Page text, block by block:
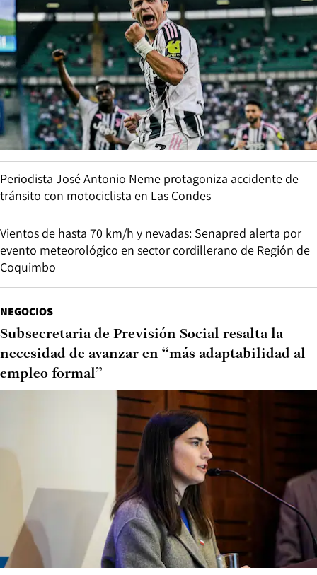
Periodista José Antonio Neme protagoniza accidente de
tránsito con motociclista en Las Condes
Vientos de hasta 70 km/h y nevadas: Senapred alerta por
evento meteorológico en sector cordillerano de Región de
Coquimbo
NEGOCIOS
Subsecretaria de Previsión Social resalta la
necesidad de avanzar en “más adaptabilidad al
empleo formal”